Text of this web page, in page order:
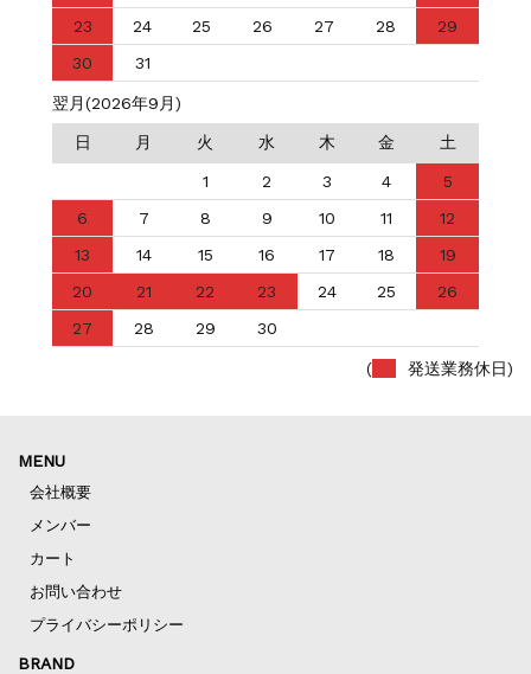
23
24 25 26 27 28
29
30
31
翌月(2026年9月)
日 月 火 水 木 金 土
1 2 3 4
5
6
7 8 9 10 11
12
13
14 15 16 17 18
19
20
21 22 23 24 25
26
27
28 29 30
( 発送業務休日)
MENU
会社概要
メンバー
カート
お問い合わせ
プライバシーポリシー
BRAND